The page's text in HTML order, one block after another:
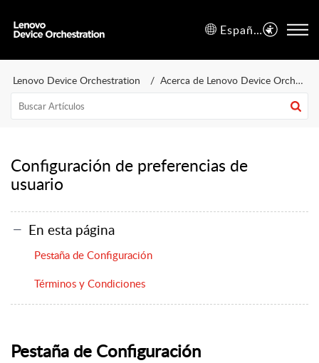
Español (España)
Lenovo Device Orchestration Acerca de Lenovo Device Orchestration
Configuración de preferencias de
usuario
En esta página
Pestaña de Configuración
Términos y Condiciones
Pestaña de Configuración